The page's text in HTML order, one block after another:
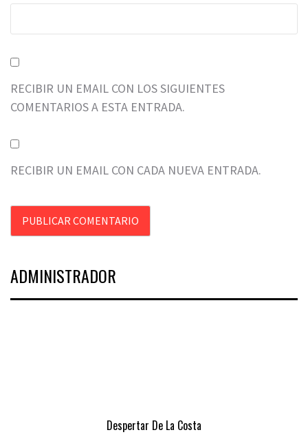
RECIBIR UN EMAIL CON LOS SIGUIENTES
COMENTARIOS A ESTA ENTRADA.
RECIBIR UN EMAIL CON CADA NUEVA ENTRADA.
ADMINISTRADOR
Despertar De La Costa